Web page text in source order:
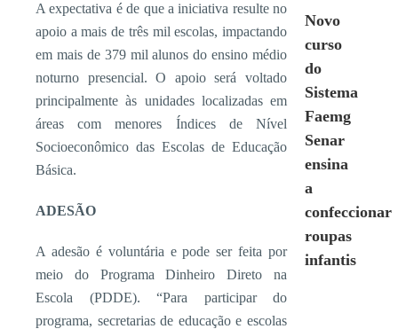
A expectativa é de que a iniciativa resulte no
apoio a mais de três mil escolas, impactando
em mais de 379 mil alunos do ensino médio
noturno presencial. O apoio será voltado
principalmente às unidades localizadas em
áreas com menores Índices de Nível
Socioeconômico das Escolas de Educação
Básica.
ADESÃO
A adesão é voluntária e pode ser feita por
meio do Programa Dinheiro Direto na
Escola (PDDE). “Para participar do
programa, secretarias de educação e escolas
Novo
curso
do
Sistema
Faemg
Senar
ensina
a
confeccionar
roupas
infantis